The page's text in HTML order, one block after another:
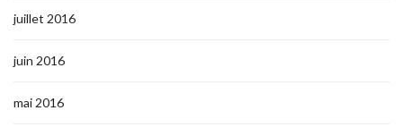
juillet 2016
juin 2016
mai 2016